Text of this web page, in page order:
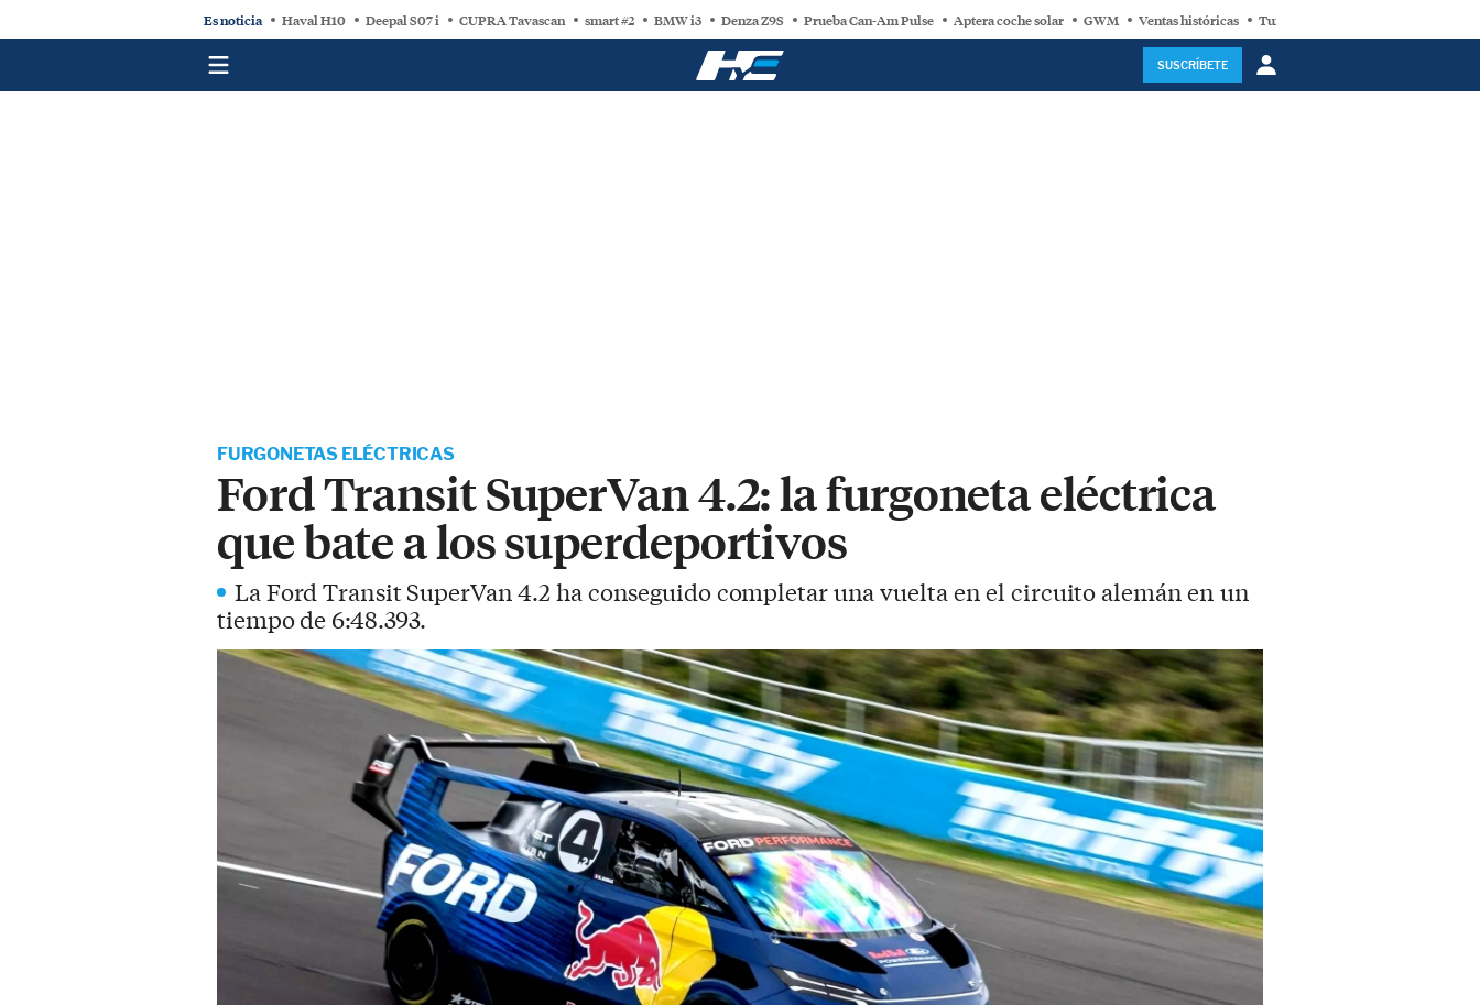
Es noticia Haval H10 Deepal S07 i CUPRA Tavascan smart #2 BMW i3 Denza Z9S Prueba Can-Am Pulse Aptera coche solar GWM Ventas históricas Turbina eólica
SUSCRÍBETE
FURGONETAS ELÉCTRICAS
Ford Transit SuperVan 4.2: la furgoneta eléctrica
que bate a los superdeportivos
La Ford Transit SuperVan 4.2 ha conseguido completar una vuelta en el circuito alemán en un
tiempo de 6:48.393.